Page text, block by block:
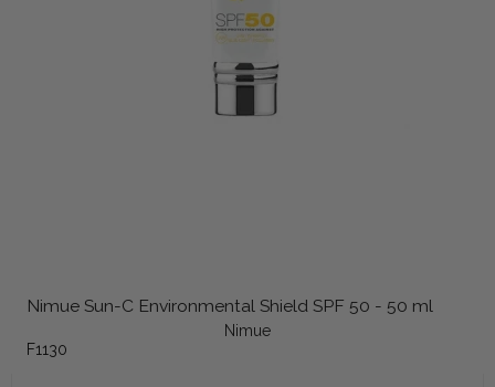
Nimue Sun-C Environmental Shield SPF 50 - 50 ml
Nimue
F1130